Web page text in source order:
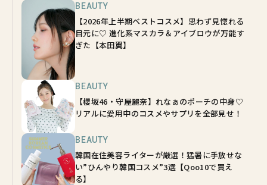
BEAUTY
【2026年上半期ベストコスメ】思わず見惚れる
目元に♡ 進化系マスカラ＆アイブロウが万能す
ぎた【本田翼】
BEAUTY
【櫻坂46・守屋麗奈】れなぁのポーチの中身♡
リアルに愛用中のコスメやサプリを全部見せ！
BEAUTY
韓国在住美容ライターが厳選！猛暑に手放せな
い”ひんやり韓国コスメ”3選【Qoo10で買え
る】